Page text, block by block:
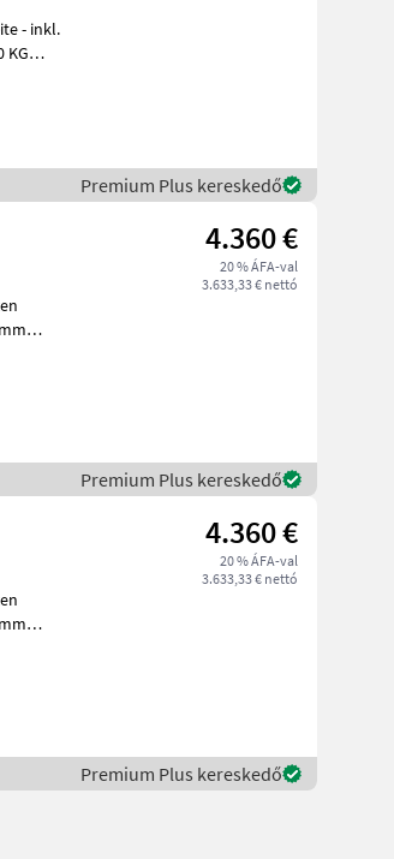
Premium Plus kereskedő
4.360 €
20 % ÁFA-val
3.633,33 € nettó
Premium Plus kereskedő
4.360 €
20 % ÁFA-val
3.633,33 € nettó
Premium Plus kereskedő